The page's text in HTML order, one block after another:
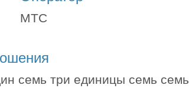
МТС
семь три единицы семь семь